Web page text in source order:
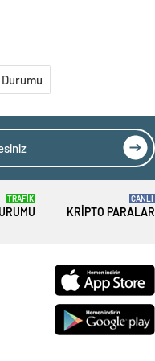
TRAFİK
KRIPTO PARALAR
CANLI